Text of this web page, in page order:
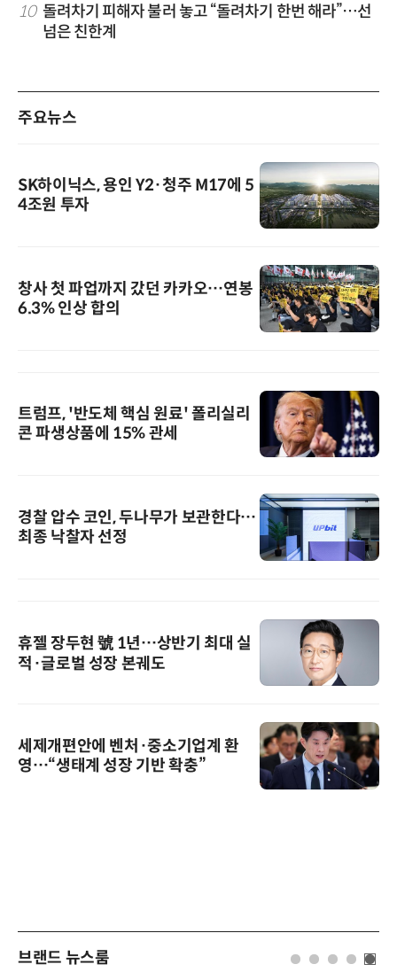
10 돌려차기 피해자 불러 놓고 “돌려차기 한번 해라”…선
넘은 친한계
주요뉴스
SK하이닉스, 용인 Y2·청주 M17에 5
4조원 투자
창사 첫 파업까지 갔던 카카오…연봉
6.3% 인상 합의
트럼프, '반도체 핵심 원료' 폴리실리
콘 파생상품에 15% 관세
경찰 압수 코인, 두나무가 보관한다…
최종 낙찰자 선정
휴젤 장두현 號 1년…상반기 최대 실
적·글로벌 성장 본궤도
세제개편안에 벤처·중소기업계 환
영…“생태계 성장 기반 확충”
브랜드 뉴스룸